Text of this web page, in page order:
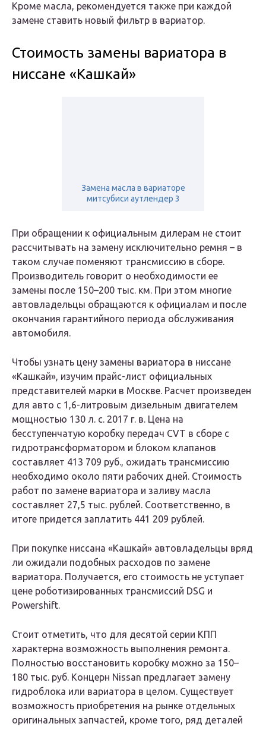
Кроме масла, рекомендуется также при каждой
замене ставить новый фильтр в вариатор.
Стоимость замены вариатора в
ниссане «Кашкай»
Замена масла в вариаторе
митсубиси аутлендер 3
При обращении к официальным дилерам не стоит
рассчитывать на замену исключительно ремня – в
таком случае поменяют трансмиссию в сборе.
Производитель говорит о необходимости ее
замены после 150–200 тыс. км. При этом многие
автовладельцы обращаются к официалам и после
окончания гарантийного периода обслуживания
автомобиля.
Чтобы узнать цену замены вариатора в ниссане
«Кашкай», изучим прайс-лист официальных
представителей марки в Москве. Расчет произведен
для авто с 1,6-литровым дизельным двигателем
мощностью 130 л. с. 2017 г. в. Цена на
бесступенчатую коробку передач CVT в сборе с
гидротрансформатором и блоком клапанов
составляет 413 709 руб., ожидать трансмиссию
необходимо около пяти рабочих дней. Стоимость
работ по замене вариатора и заливу масла
составляет 27,5 тыс. рублей. Соответственно, в
итоге придется заплатить 441 209 рублей.
При покупке ниссана «Кашкай» автовладельцы вряд
ли ожидали подобных расходов по замене
вариатора. Получается, его стоимость не уступает
цене роботизированных трансмиссий DSG и
Powershift.
Стоит отметить, что для десятой серии КПП
характерна возможность выполнения ремонта.
Полностью восстановить коробку можно за 150–
180 тыс. руб. Концерн Nissan предлагает замену
гидроблока или вариатора в целом. Существует
возможность приобретения на рынке отдельных
оригинальных запчастей, кроме того, ряд деталей